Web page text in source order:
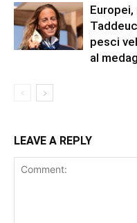
pesci
al
LEAVE A REPLY